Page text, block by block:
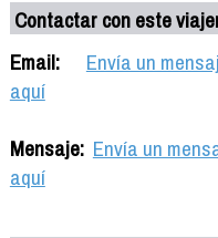
Contactar con este
Email:
Envía un
aquí
Mensaje: Envía un
aquí